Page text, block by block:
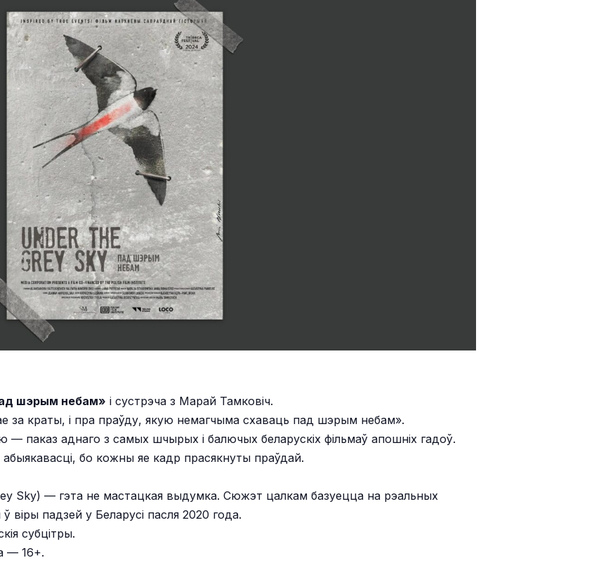
шэрым небам» і сустрэча з Марай Тамковіч.
за краты, і пра праўду, якую немагчыма схаваць пад шэрым небам».
— паказ аднаго з самых шчырых і балючых беларускіх фільмаў апошніх гадоў.
абыякавасці, бо кожны яе кадр прасякнуты праўдай.
Sky) — гэта не мастацкая выдумка. Сюжэт цалкам базуецца на рэальных
ў віры падзей у Беларусі пасля 2020 года.
субцітры.
— 16+.